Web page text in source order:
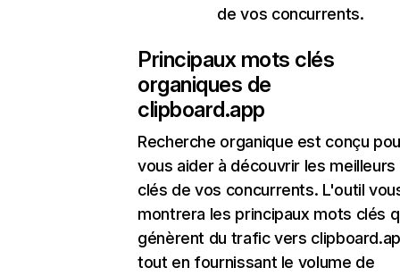
de vos concurrents.
Principaux mots clés
organiques de
clipboard.app
Recherche organique est conçu
vous aider à découvrir les
clés de vos concurrents. L'outil
montrera les principaux mots clés
génèrent du trafic vers
tout en fournissant le volume de